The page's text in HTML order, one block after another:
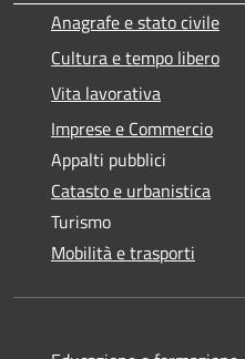
Anagrafe e stato civile
Cultura e tempo libero
Vita lavorativa
Imprese e Commercio
Appalti pubblici
Catasto e urbanistica
Turismo
Mobilità e trasporti